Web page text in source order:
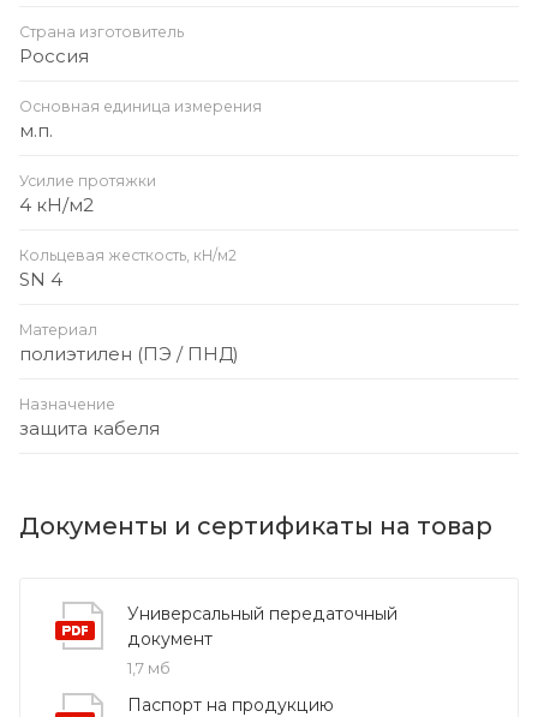
Страна изготовитель
Россия
Основная единица измерения
м.п.
Усилие протяжки
4 кН/м2
Кольцевая жесткость, кН/м2
SN 4
Материал
полиэтилен (ПЭ / ПНД)
Назначение
защита кабеля
Документы и сертификаты на товар
Универсальный передаточный
документ
1,7 мб
Паспорт на продукцию